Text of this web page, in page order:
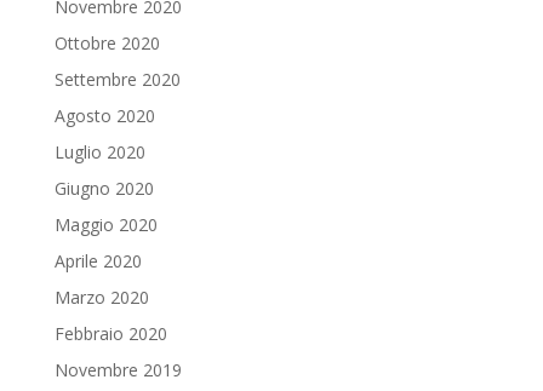
Novembre 2020
Ottobre 2020
Settembre 2020
Agosto 2020
Luglio 2020
Giugno 2020
Maggio 2020
Aprile 2020
Marzo 2020
Febbraio 2020
Novembre 2019